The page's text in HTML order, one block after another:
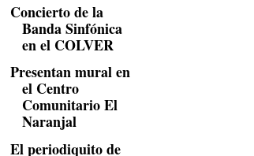
Concierto de la
Banda Sinfónica
en el COLVER
Presentan mural en
el Centro
Comunitario El
Naranjal
El periodiquito de